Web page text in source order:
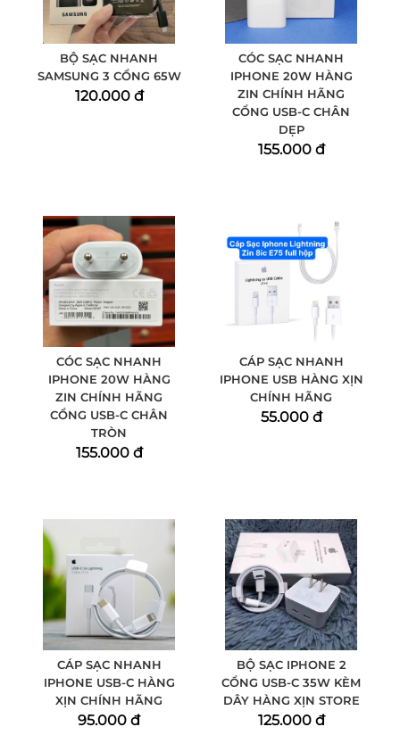
BỘ SẠC NHANH
SAMSUNG 3 CỔNG 65W
120.000 đ
CÓC SẠC NHANH
IPHONE 20W HÀNG
ZIN CHÍNH HÃNG
CỔNG USB-C CHÂN
DẸP
155.000 đ
CÓC SẠC NHANH
IPHONE 20W HÀNG
ZIN CHÍNH HÃNG
CỔNG USB-C CHÂN
TRÒN
155.000 đ
CÁP SẠC NHANH
IPHONE USB HÀNG XỊN
CHÍNH HÃNG
55.000 đ
CÁP SẠC NHANH
IPHONE USB-C HÀNG
XỊN CHÍNH HÃNG
95.000 đ
BỘ SẠC IPHONE 2
CỔNG USB-C 35W KÈM
DÂY HÀNG XỊN STORE
125.000 đ